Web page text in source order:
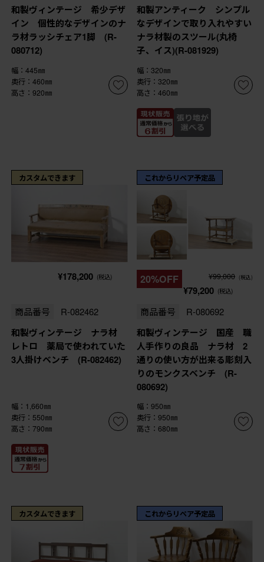
和製ヴィンテージ 希少デザ
イン 個性的なデザインのナ
ラ材ラッシチェア1脚 (R-
080712)
幅：445㎜
奥行：460㎜
高さ：920㎜
和製アンティーク シンプル
なデザインで取り入れやすい
ナラ材製のスツール(丸椅
子、イス)(R-081929)
幅：320㎜
奥行：320㎜
高さ：460㎜
カスタムできます
¥178,200 (税込)
商品番号 R-082462
和製ヴィンテージ ナラ材
レトロ 薬局で使われていた
3人掛けベンチ (R-082462)
幅：1,660㎜
奥行：550㎜
高さ：790㎜
これからリペア予定品
20%OFF ¥99,000 (税込)
¥79,200 (税込)
商品番号 R-080692
和製ヴィンテージ 国産 職
人手作りの良品 ナラ材 2
通りの使い方が出来る彫刻入
りのモンクスベンチ (R-
080692)
幅：950㎜
奥行：950㎜
高さ：680㎜
カスタムできます これからリペア予定品